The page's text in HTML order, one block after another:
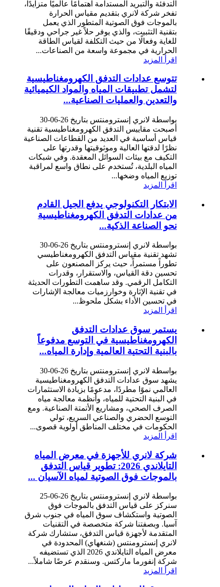
التدفئة والتبريد المستدامة اهتمامًا عالميًا متزايدًا،
تفخر شركة لانري بتقديم مقياس الحرارة
بالموجات فوق الصوتية المتطور الذي يعمل
بتقنية التثبيت، والذي يوفر حلاً غير جراحي ودقيقًا
للغاية وفعالًا من حيث التكلفة لقياس الطاقة
الحرارية في مجموعة واسعة من الصناعات...
اقرأ المزيد
تتوسع عدادات التدفق الكهرومغناطيسية
لتشمل تطبيقات المياه والمواد الكيميائية
والتعدين والعمليات الصناعية...
بواسطة لانري إنسترومنتس بتاريخ 26-06-30
أصبحت مقاييس التدفق الكهرومغناطيسية تقنية
قياس أساسية في العديد من القطاعات الصناعية
نظرًا لدقتها العالية وموثوقيتها وقدرتها على
التكيف مع بيئات السوائل المعقدة. وفي شبكات
المياه البلدية، تُستخدم على نطاق واسع لمراقبة
توزيع المياه وضخها...
اقرأ المزيد
الابتكار التكنولوجي يدفع الجيل القادم
من عدادات التدفق الكهرومغناطيسية
نحو الصناعة الذكية...
بواسطة لانري إنسترومنتس بتاريخ 26-06-30
تشهد تقنية مقياس التدفق الكهرومغناطيسي
تطوراً مستمراً، حيث يركز المصنعون على
تحسين دقة القياس، والاستقرار، وقدرات
التكامل الرقمي. وقد ساهمت التطورات الحديثة
في تقنية الإثارة وخوارزميات معالجة الإشارات
في تحسين الأداء بشكل ملحوظ...
اقرأ المزيد
يستمر سوق عدادات التدفق
الكهرومغناطيسية في التوسع مدفوعاً
بالبنية التحتية العالمية وإدارة المياه...
بواسطة لانري إنسترومنتس بتاريخ 26-06-30
يشهد سوق عدادات التدفق الكهرومغناطيسية
العالمي نموًا مطردًا، مدعومًا بزيادة الاستثمارات
في البنية التحتية للمياه، وأنظمة معالجة مياه
الصرف الصحي، ومشاريع الأتمتة الصناعية. ومع
التوسع الحضري والصناعي السريع، تولي
الحكومات في مختلف المناطق أولوية قصوى...
اقرأ المزيد
شركة لانري للأجهزة في معرض المياه
التايلاندي 2026: تطوير قياس التدفق
بالموجات فوق الصوتية لمياه الآسيان ...
بواسطة لانري إنسترومنتس بتاريخ 26-06-25
سنركز على قياس التدفق بالموجات فوق
الصوتية واستكشاف سوق المياه في جنوب شرق
آسيا. وبصفتنا شركة متخصصة في التقنيات
المتقدمة لأجهزة قياس التدفق، ستشارك شركة
لانري إنسترومنتس (شنغهاي) المحدودة في
معرض المياه التايلاندي 2026 الذي تستضيفه
شركة إنفورما ماركتس. وسنقدم عرضًا شاملاً...
اقرأ المزيد